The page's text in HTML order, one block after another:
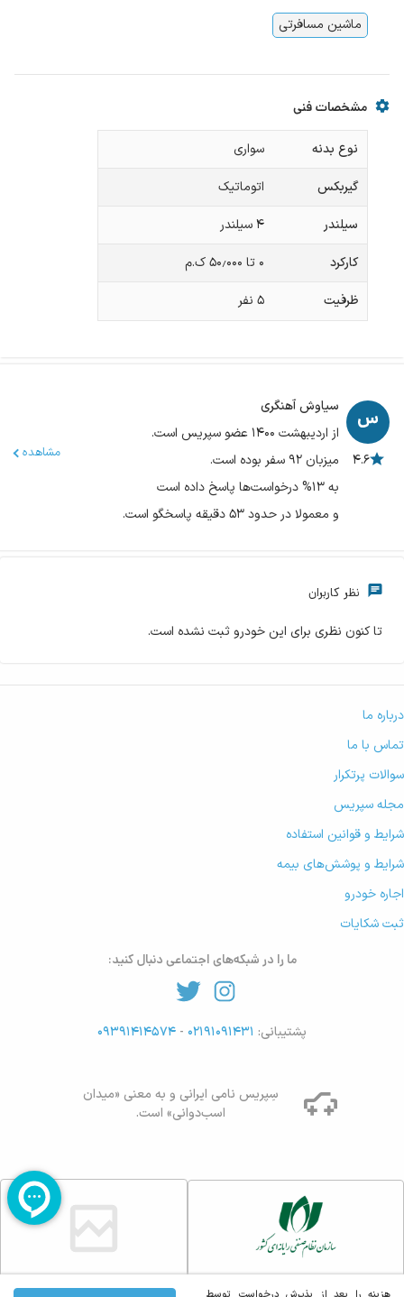
ماشین مسافرتی
مشخصات فنی
نوع بدنه
سواری
گیربکس
اتوماتیک
سیلندر
۴ سیلندر
کارکرد
۰ تا ۵۰٫۰۰۰ ک.م
ظرفیت
۵ نفر
۴.۶
سیاوش آهنگری
از اردیبهشت ۱۴۰۰ عضو سپریس است.
میزبان ۹۲ سفر بوده است.
به ۱۳% درخواست‌ها پاسخ داده است
و معمولا در حدود ۵۳ دقیقه پاسخگو است.
مشاهده
نظر کاربران
تا کنون نظری برای این خودرو ثبت نشده است.
درباره ما
تماس با ما
سوالات پرتکرار
مجله سپریس
شرایط و قوانین استفاده
شرایط و پوشش‌های بیمه
اجاره خودرو
ثبت شکایات
ما را در شبکه‌های اجتماعی دنبال کنید:
پشتیبانی: ۰۲۱۹۱۰۹۱۴۳۱ -
سِپریس نامی ایرانی و به معنی «میدان
اسب‌دوانی» است.